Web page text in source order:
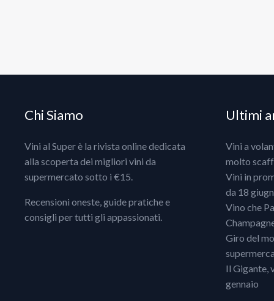
Chi Siamo
Vini al Super è la rivista online dedicata
alla scoperta dei migliori vini da
supermercato sotto i €15.
Recensioni oneste, guide pratiche e
consigli per tutti gli appassionati.
Ultimi
Vini a
molto
Vini in
da 18
Vino che
Giro del
Il Gigante,
gennaio